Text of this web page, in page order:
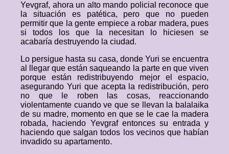
Yevgraf, ahora un alto mando policial reconoce que
la situación es patética, pero que no pueden
permitir que la gente empiece a robar madera, pues
si todos los que la necesitan lo hiciesen se
acabaría destruyendo la ciudad.
Lo persigue hasta su casa, donde Yuri se encuentra
al llegar que están saqueando la parte en que viven
porque están redistribuyendo mejor el espacio,
asegurando Yuri que acepta la redistribución, pero
no que le roben las cosas, reaccionando
violentamente cuando ve que se llevan la balalaika
de su madre, momento en que se le cae la madera
robada, haciendo Yevgraf entonces su entrada y
haciendo que salgan todos los vecinos que habían
invadido su apartamento.